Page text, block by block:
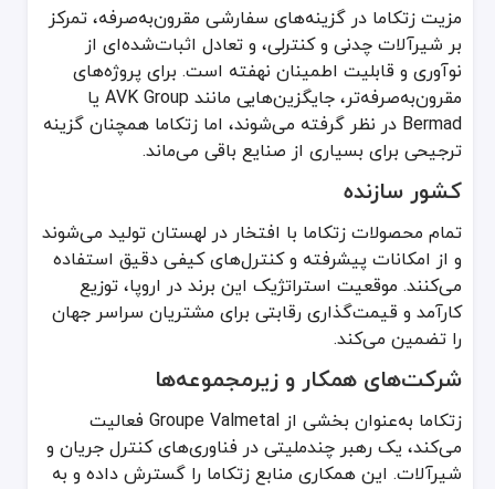
مزیت زتکاما در گزینه‌های سفارشی مقرون‌به‌صرفه، تمرکز
بر شیرآلات چدنی و کنترلی، و تعادل اثبات‌شده‌ای از
نوآوری و قابلیت اطمینان نهفته است. برای پروژه‌های
مقرون‌به‌صرفه‌تر، جایگزین‌هایی مانند AVK Group یا
Bermad در نظر گرفته می‌شوند، اما زتکاما همچنان گزینه
ترجیحی برای بسیاری از صنایع باقی می‌ماند.
کشور سازنده
تمام محصولات زتکاما با افتخار در لهستان تولید می‌شوند
و از امکانات پیشرفته و کنترل‌های کیفی دقیق استفاده
می‌کنند. موقعیت استراتژیک این برند در اروپا، توزیع
کارآمد و قیمت‌گذاری رقابتی برای مشتریان سراسر جهان
را تضمین می‌کند.
شرکت‌های همکار و زیرمجموعه‌ها
زتکاما به‌عنوان بخشی از Groupe Valmetal فعالیت
می‌کند، یک رهبر چندملیتی در فناوری‌های کنترل جریان و
شیرآلات. این همکاری منابع زتکاما را گسترش داده و به